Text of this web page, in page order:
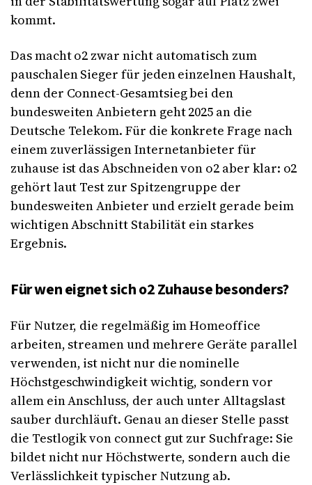
kommt.
Das macht o2 zwar nicht automatisch zum
pauschalen Sieger für jeden einzelnen Haushalt,
denn der Connect-Gesamtsieg bei den
bundesweiten Anbietern geht 2025 an die
Deutsche Telekom. Für die konkrete Frage nach
einem zuverlässigen Internetanbieter für
zuhause ist das Abschneiden von o2 aber klar: o2
gehört laut Test zur Spitzengruppe der
bundesweiten Anbieter und erzielt gerade beim
wichtigen Abschnitt Stabilität ein starkes
Ergebnis.
Für wen eignet sich o2 Zuhause besonders?
Für Nutzer, die regelmäßig im Homeoffice
arbeiten, streamen und mehrere Geräte parallel
verwenden, ist nicht nur die nominelle
Höchstgeschwindigkeit wichtig, sondern vor
allem ein Anschluss, der auch unter Alltagslast
sauber durchläuft. Genau an dieser Stelle passt
die Testlogik von connect gut zur Suchfrage: Sie
bildet nicht nur Höchstwerte, sondern auch die
Verlässlichkeit typischer Nutzung ab.